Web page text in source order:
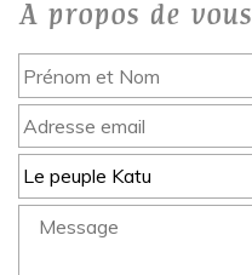
A propos de vous